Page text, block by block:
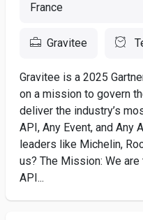
France
Gravitee
Gravitee is a 2025
on a mission to govern
deliver the industry’s
API, Any Event, and Any
leaders like Michelin,
us? The Mission: We
API...